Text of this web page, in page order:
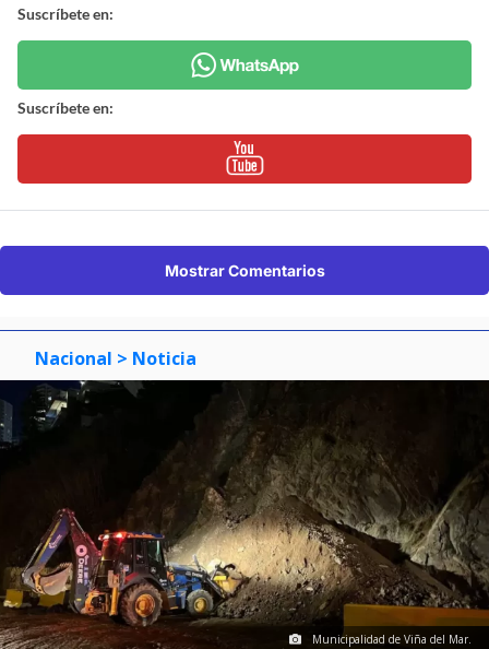
Suscríbete en:
Suscríbete en:
Mostrar Comentarios
Nacional > Noticia
Municipalidad de Viña del Mar.